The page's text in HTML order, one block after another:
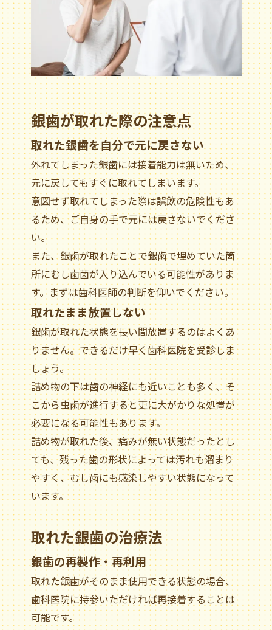
銀歯が取れた際の注意点
取れた銀歯を自分で元に戻さない
外れてしまった銀歯には接着能力は無いため、
元に戻してもすぐに取れてしまいます。
意図せず取れてしまった際は誤飲の危険性もあ
るため、ご自身の手で元には戻さないでくださ
い。
また、銀歯が取れたことで銀歯で埋めていた箇
所にむし歯菌が入り込んでいる可能性がありま
す。まずは歯科医師の判断を仰いでください。
取れたまま放置しない
銀歯が取れた状態を長い間放置するのはよくあ
りません。できるだけ早く歯科医院を受診しま
しょう。
詰め物の下は歯の神経にも近いことも多く、そ
こから虫歯が進行すると更に大がかりな処置が
必要になる可能性もあります。
詰め物が取れた後、痛みが無い状態だったとし
ても、残った歯の形状によっては汚れも溜まり
やすく、むし歯にも感染しやすい状態になって
います。
取れた銀歯の治療法
銀歯の再製作・再利用
取れた銀歯がそのまま使用できる状態の場合、
歯科医院に持参いただければ再接着することは
可能です。